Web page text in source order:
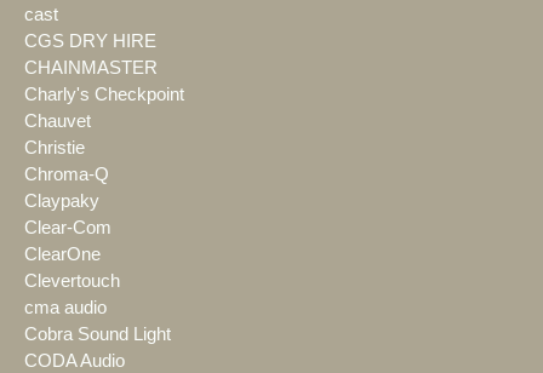
cast
CGS DRY HIRE
CHAINMASTER
Charly's Checkpoint
Chauvet
Christie
Chroma-Q
Claypaky
Clear-Com
ClearOne
Clevertouch
cma audio
Cobra Sound Light
CODA Audio